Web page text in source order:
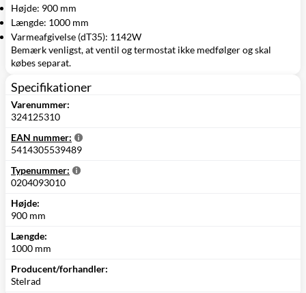
Højde: 900 mm
Længde: 1000 mm
Varmeafgivelse (dT35): 1142W
Bemærk venligst, at ventil og termostat ikke medfølger og skal
købes separat.
Specifikationer
Varenummer:
324125310
EAN nummer:
5414305539489
Typenummer:
0204093010
Højde:
900 mm
Længde:
1000 mm
Producent/forhandler:
Stelrad